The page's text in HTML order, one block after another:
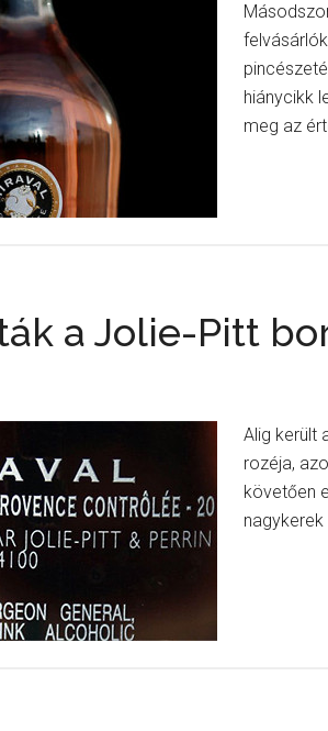
hiánycikk
meg az
a Jolie-Pitt
Alig került
rozéja,
követően